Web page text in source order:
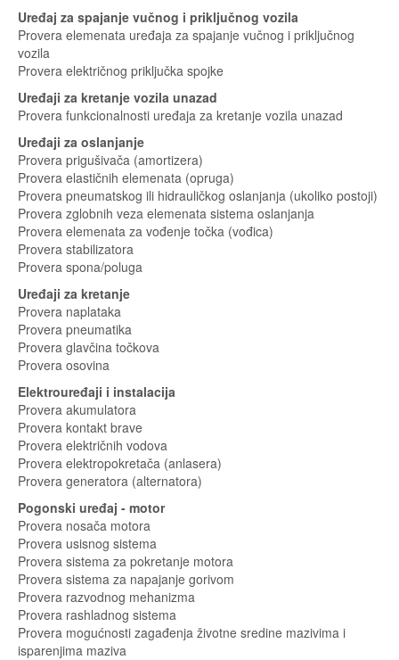
Uređaj za spajanje vučnog i priključnog vozila
Provera elemenata uređaja za spajanje vučnog i priključnog
vozila
Provera električnog priključka spojke
Uređaji za kretanje vozila unazad
Provera funkcionalnosti uređaja za kretanje vozila unazad
Uređaji za oslanjanje
Provera prigušivača (amortizera)
Provera elastičnih elemenata (opruga)
Provera pneumatskog ili hidrauličkog oslanjanja (ukoliko postoji)
Provera zglobnih veza elemenata sistema oslanjanja
Provera elemenata za vođenje točka (vođica)
Provera stabilizatora
Provera spona/poluga
Uređaji za kretanje
Provera naplataka
Provera pneumatika
Provera glavčina točkova
Provera osovina
Elektrouređaji i instalacija
Provera akumulatora
Provera kontakt brave
Provera električnih vodova
Provera elektropokretača (anlasera)
Provera generatora (alternatora)
Pogonski uređaj - motor
Provera nosača motora
Provera usisnog sistema
Provera sistema za pokretanje motora
Provera sistema za napajanje gorivom
Provera razvodnog mehanizma
Provera rashladnog sistema
Provera mogućnosti zagađenja životne sredine mazivima i
isparenjima maziva